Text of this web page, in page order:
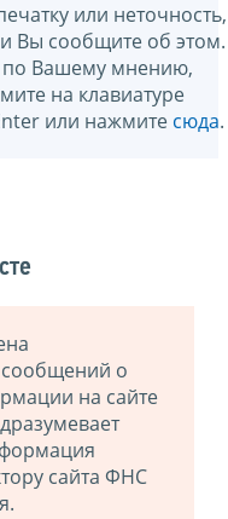
или неточность,
Вы сообщите об этом.
по Вашему мнению,
на клавиатуре
или нажмите сюда.
о
на сайте
сайта ФНС